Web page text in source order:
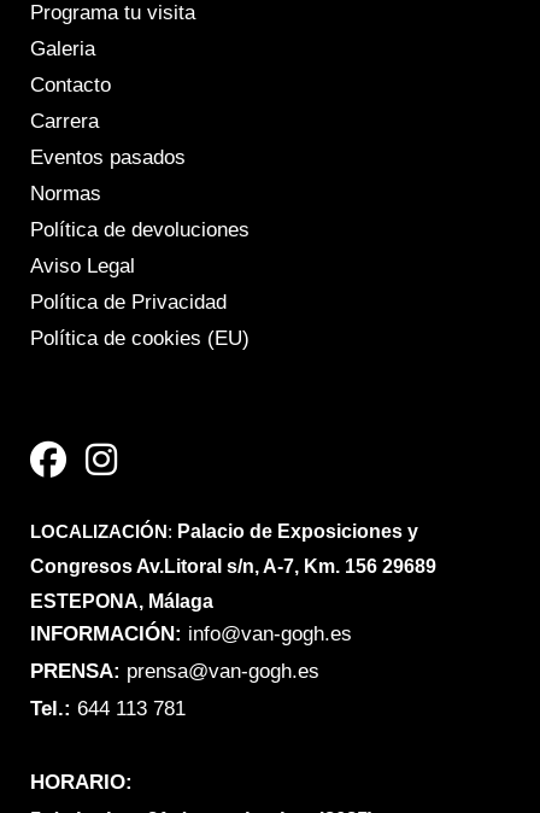
Programa tu visita
Galeria
Contacto
Carrera
Eventos pasados
Normas
Política de devoluciones
Aviso Legal
Política de Privacidad
Política de cookies (EU)
a
c
b
o
o
k
n
s
a
g
r
a
m
LOCALIZACIÓN: Palacio de Exposiciones y
Congresos Av.Litoral s/n, A-7, Km. 156 29689
ESTEPONA, Málaga
INFORMACIÓN: info@van-gogh.es
PRENSA: prensa@van-gogh.es
Tel.: 644 113 781
HORARIO: